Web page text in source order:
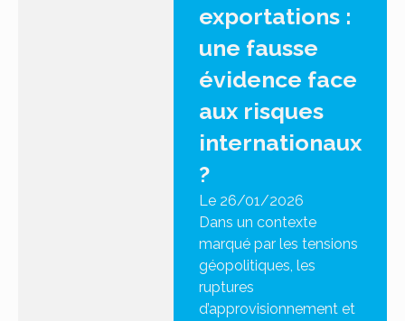
exportations :
une fausse
évidence face
aux risques
internationaux
?
Le 26/01/2026
Dans un contexte
marqué par les tensions
géopolitiques, les
ruptures
d’approvisionnement et